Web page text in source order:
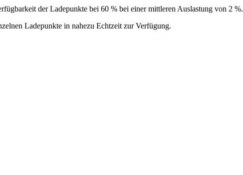
der Ladepunkte bei 60 % bei einer mittleren Auslastung von 2 %.
Ladepunkte in nahezu Echtzeit zur Verfügung.